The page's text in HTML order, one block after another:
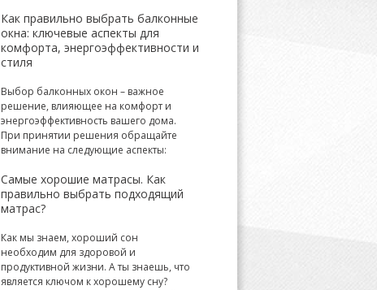
Как правильно выбрать балконные
окна: ключевые аспекты для
комфорта, энергоэффективности и
стиля
Выбор балконных окон – важное
решение, влияющее на комфорт и
энергоэффективность вашего дома.
При принятии решения обращайте
внимание на следующие аспекты:
Самые хорошие матрасы. Как
правильно выбрать подходящий
матрас?
Как мы знаем, хороший сон
необходим для здоровой и
продуктивной жизни. А ты знаешь, что
является ключом к хорошему сну?